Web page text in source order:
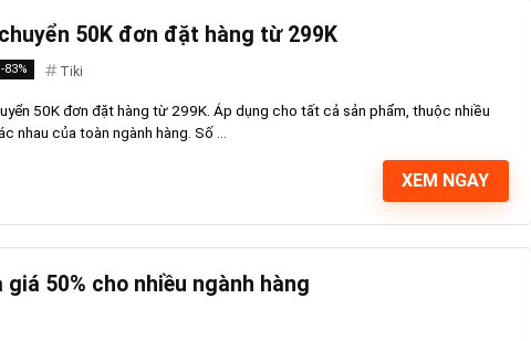
50K đơn đặt hàng từ 299K
-83% Tiki
50K đơn đặt hàng từ 299K. Áp dụng cho tất cả sản phẩm, thuộc nhiều
nhau của toàn ngành hàng. Số ...
XEM NGAY
50% cho nhiều ngành hàng